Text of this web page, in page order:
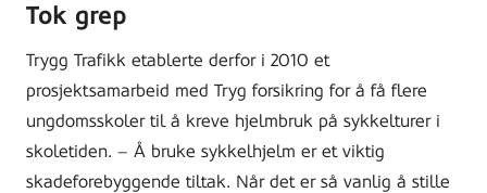
Tok grep
Trygg Trafikk etablerte derfor i 2010 et
prosjektsamarbeid med Tryg forsikring for å få flere
ungdomsskoler til å kreve hjelmbruk på sykkelturer i
skoletiden. – Å bruke sykkelhjelm er et viktig
skadeforebyggende tiltak. Når det er så vanlig å stille